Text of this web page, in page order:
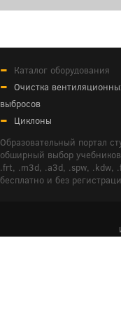
Каталог оборудования
Очистка
выбросов
Циклоны
Образовательный портал
обширный выбор
.frt, .m3d, .a3d, .spw, .kdw,
бесплатно и без